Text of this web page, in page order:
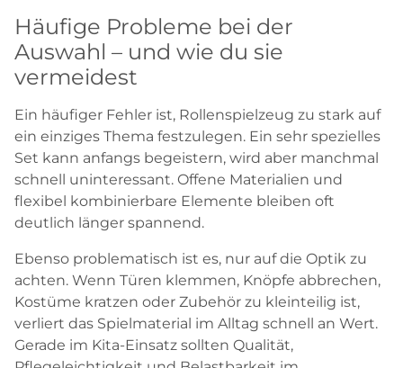
Häufige Probleme bei der
Auswahl – und wie du sie
vermeidest
Ein häufiger Fehler ist, Rollenspielzeug zu stark auf
ein einziges Thema festzulegen. Ein sehr spezielles
Set kann anfangs begeistern, wird aber manchmal
schnell uninteressant. Offene Materialien und
flexibel kombinierbare Elemente bleiben oft
deutlich länger spannend.
Ebenso problematisch ist es, nur auf die Optik zu
achten. Wenn Türen klemmen, Knöpfe abbrechen,
Kostüme kratzen oder Zubehör zu kleinteilig ist,
verliert das Spielmaterial im Alltag schnell an Wert.
Gerade im Kita-Einsatz sollten Qualität,